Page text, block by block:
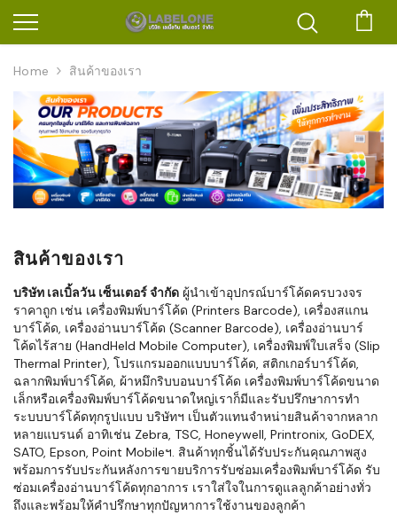
Home สินค้าของเรา
สินค้าของเรา
บริษัท เลเบิ้ลวัน เซ็นเตอร์ จำกัด ผู้นำเข้าอุปกรณ์บาร์โค้ดครบวงจร
ราคาถูก เช่น เครื่องพิมพ์บาร์โค้ด (Printers Barcode), เครื่องสแกน
บาร์โค้ด, เครื่องอ่านบาร์โค้ด (Scanner Barcode), เครื่องอ่านบาร์
โค้ดไร้สาย (HandHeld Mobile Computer), เครื่องพิมพ์ใบเสร็จ (Slip
Thermal Printer), โปรแกรมออกแบบบาร์โค้ด, สติกเกอร์บาร์โค้ด,
ฉลากพิมพ์บาร์โค้ด, ผ้าหมึกริบบอนบาร์โค้ด เครื่องพิมพ์บาร์โค้ดขนาด
เล็กหรือเครื่องพิมพ์บาร์โค้ดขนาดใหญ่เราก็มีและรับปรึกษาการทำ
ระบบบาร์โค้ดทุกรูปแบบ บริษัทฯ เป็นตัวแทนจำหน่ายสินค้าจากหลาก
หลายแบรนด์ อาทิเช่น Zebra, TSC, Honeywell, Printronix, GoDEX,
SATO, Epson, Point Mobileฯ. สินค้าทุกชิ้นได้รับประกันคุณภาพสูง
พร้อมการรับประกันหลังการขายบริการรับซ่อมเครื่องพิมพ์บาร์โค้ด รับ
ซ่อมเครื่องอ่านบาร์โค้ดทุกอาการ เราใส่ใจในการดูแลลูกค้าอย่างทั่ว
ถึงและพร้อมให้คำปรึกษาทุกปัญหาการใช้งานของลูกค้า